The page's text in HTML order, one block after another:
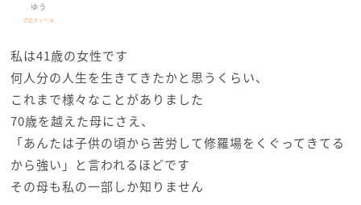
ゆう
プロフィール
私は41歳の女性です
何人分の人生を生きてきたかと思うくらい、
これまで様々なことがありました
70歳を越えた母にさえ、
「あんたは子供の頃から苦労して修羅場をくぐってきてる
から強い」と言われるほどです
その母も私の一部しか知りません